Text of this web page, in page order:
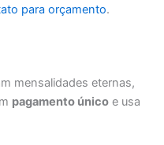
para orçamento.
mensalidades eternas,
pagamento único e usa